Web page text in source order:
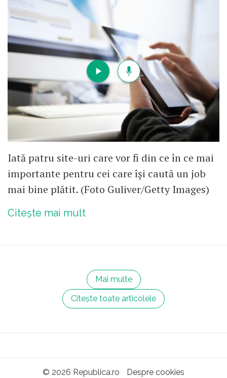
Iată patru site-uri care vor fi din ce în ce mai
importante pentru cei care își caută un job
mai bine plătit. (Foto Guliver/Getty Images)
Citește mai mult
Mai multe
Citește toate articolele
© 2026 Republica.ro Despre cookies